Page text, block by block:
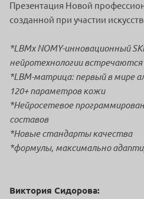
Презентация Новой
созданной при участии
*LBMx NOMY-инновационный
нейротехнологии
*LBM-матрица: первый в мире
120+ параметров кожи
*Нейросетевое
составов
*Новые стандарты качества
*формулы, максимально
Виктория Сидорова: